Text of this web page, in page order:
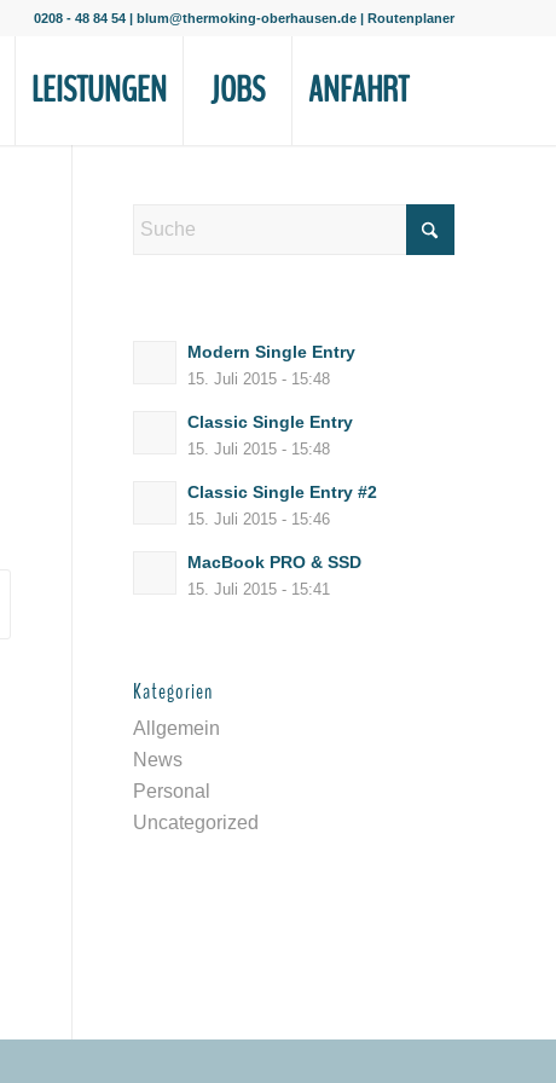
0208 - 48 84 54 |blum@thermoking-oberhausen.de |Routenplaner
LEISTUNGEN JOBS ANFAHRT
Modern Single Entry
15. Juli 2015 - 15:48
Classic Single Entry
15. Juli 2015 - 15:48
Classic Single Entry #2
15. Juli 2015 - 15:46
MacBook PRO & SSD
15. Juli 2015 - 15:41
Kategorien
Allgemein
News
Personal
Uncategorized